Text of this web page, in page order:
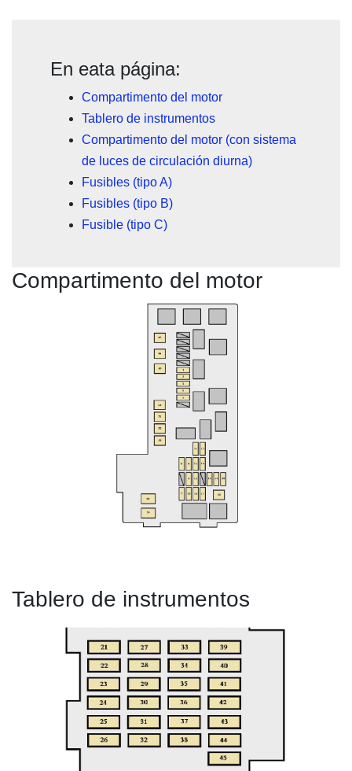
En eata página:
Compartimento del motor
Tablero de instrumentos
Compartimento del motor (con sistema
de luces de circulación diurna)
Fusibles (tipo A)
Fusibles (tipo B)
Fusible (tipo C)
Compartimento del motor
Tablero de instrumentos